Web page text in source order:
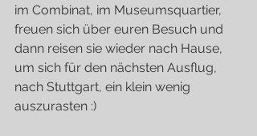
im Combinat, im Museumsquartier,
freuen sich über euren Besuch und
dann reisen sie wieder nach Hause,
um sich für den nächsten Ausflug,
nach Stuttgart, ein klein wenig
auszurasten :)